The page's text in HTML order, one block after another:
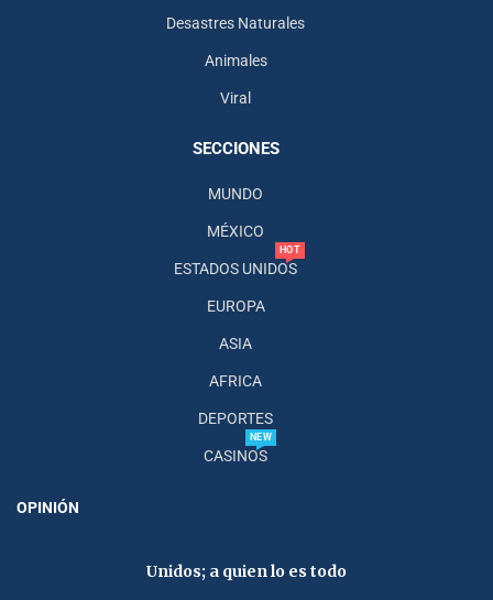
Desastres Naturales
Animales
Viral
SECCIONES
MUNDO
MÉXICO
ESTADOS UNIDOS
HOT
EUROPA
ASIA
AFRICA
DEPORTES
CASINOS
NEW
OPINIÓN
Unidos; a quien lo es todo